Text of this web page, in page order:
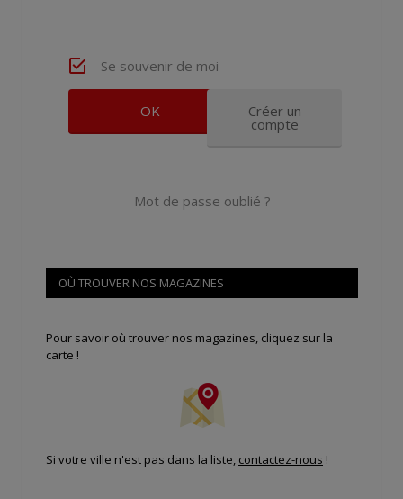
Se souvenir de moi
Créer un
compte
Mot de passe oublié ?
OÙ TROUVER NOS MAGAZINES
Pour savoir où trouver nos magazines, cliquez sur la
carte !
Si votre ville n'est pas dans la liste, contactez-nous !